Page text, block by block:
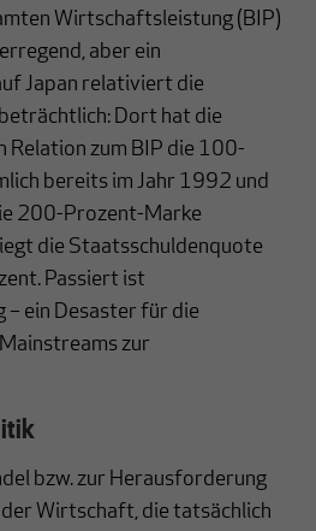
Wirtschaftsleistung (BIP)
aber ein
Japan relativiert die
Dort hat die
Relation zum BIP die 100-
bereits im Jahr 1992 und
200-Prozent-Marke
die Staatsschuldenquote
Passiert ist
– ein Desaster für die
zur
bzw. zur Herausforderung
Wirtschaft, die tatsächlich